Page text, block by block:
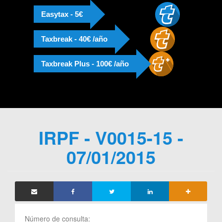
Easytax - 5€
Taxbreak - 40€ /año
Taxbreak Plus - 100€ /año
IRPF - V0015-15 -
07/01/2015
Número de consulta: